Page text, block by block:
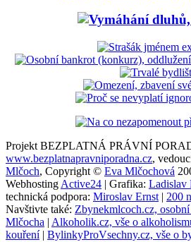
Projekt BEZPLATNÁ PRÁVNÍ
www.bezplatnapravniporadna.cz,
Mlčoch, Copyright © Eva Mlčochová
Webhosting Active24 | Grafika: Ladislav
technická podpora: Miroslav Ernst | 200
Navštivte také: Zbynekmlcoch.cz,
Mlčocha | Alkoholik.cz, vše o
kouření| BylinkyProVsechny.cz, vše o